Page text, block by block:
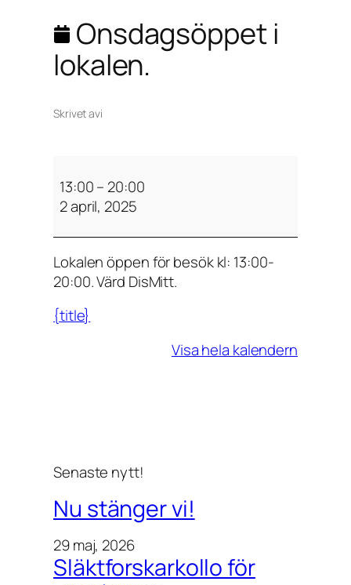
Onsdagsöppet i
lokalen.
Skrivet avi
n
a
g
s
p
a
l
e
n
.
13:00– 20:00
2 april, 2025
Lokalen öppen för besök kl: 13:00-
20:00. Värd DisMitt.
{title}
Visa hela kalendern
Senaste nytt!
Nu stänger vi!
29 maj, 2026
Släktforskarkollo för